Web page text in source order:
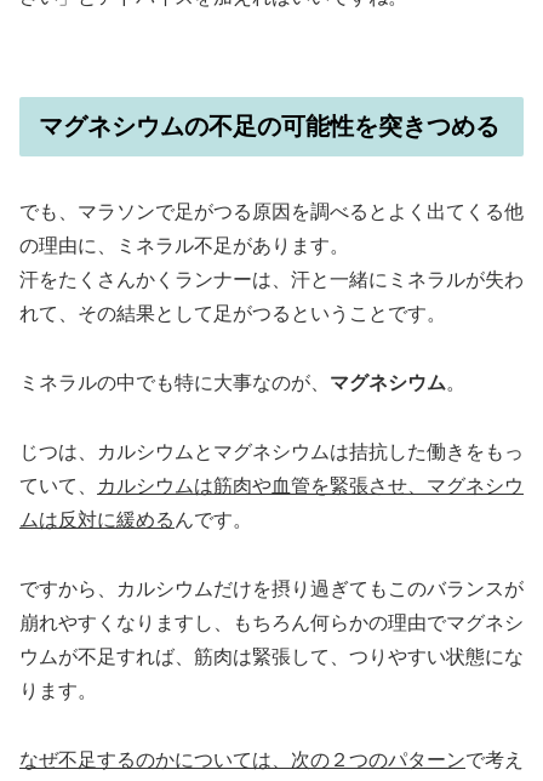
マグネシウムの不足の可能性を突きつめる
でも、マラソンで足がつる原因を調べるとよく出てくる他
の理由に、ミネラル不足があります。
汗をたくさんかくランナーは、汗と一緒にミネラルが失わ
れて、その結果として足がつるということです。
ミネラルの中でも特に大事なのが、 マグネシウム。
じつは、カルシウムとマグネシウムは拮抗した働きをもっ
ていて、
カルシウムは筋肉や血管を緊張させ、マグネシウ
ムは反対に緩める んです。
ですから、カルシウムだけを摂り過ぎてもこのバランスが
崩れやすくなりますし、もちろん何らかの理由でマグネシ
ウムが不足すれば、筋肉は緊張して、つりやすい状態にな
ります。
なぜ不足するのかについては、次の２つのパターンで考え